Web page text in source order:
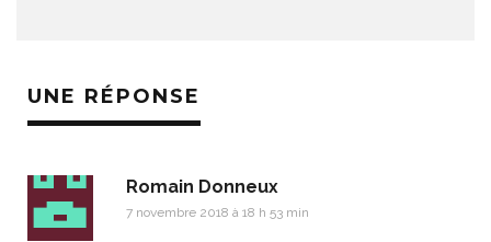
UNE RÉPONSE
Romain Donneux
7 novembre 2018 à 18 h 53 min